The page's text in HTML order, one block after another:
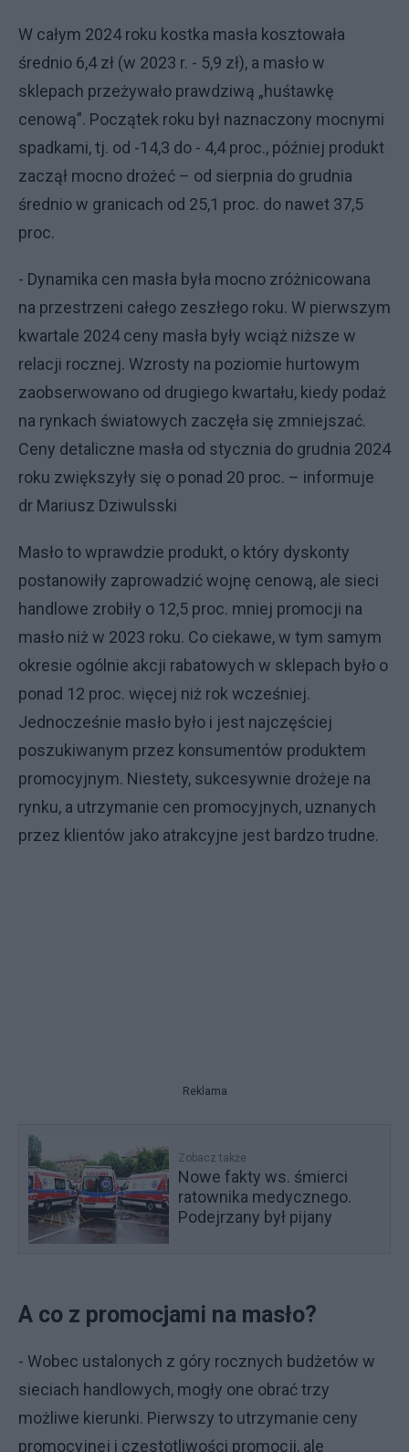
W całym 2024 roku kostka masła kosztowała
średnio 6,4 zł (w 2023 r. - 5,9 zł), a masło w
sklepach przeżywało prawdziwą „huśtawkę
cenową”. Początek roku był naznaczony mocnymi
spadkami, tj. od -14,3 do - 4,4 proc., później produkt
zaczął mocno drożeć – od sierpnia do grudnia
średnio w granicach od 25,1 proc. do nawet 37,5
proc.
- Dynamika cen masła była mocno zróżnicowana
na przestrzeni całego zeszłego roku. W pierwszym
kwartale 2024 ceny masła były wciąż niższe w
relacji rocznej. Wzrosty na poziomie hurtowym
zaobserwowano od drugiego kwartału, kiedy podaż
na rynkach światowych zaczęła się zmniejszać.
Ceny detaliczne masła od stycznia do grudnia 2024
roku zwiększyły się o ponad 20 proc. – informuje
dr Mariusz Dziwulsski
Masło to wprawdzie produkt, o który dyskonty
postanowiły zaprowadzić wojnę cenową, ale sieci
handlowe zrobiły o 12,5 proc. mniej promocji na
masło niż w 2023 roku. Co ciekawe, w tym samym
okresie ogólnie akcji rabatowych w sklepach było o
ponad 12 proc. więcej niż rok wcześniej.
Jednocześnie masło było i jest najczęściej
poszukiwanym przez konsumentów produktem
promocyjnym. Niestety, sukcesywnie drożeje na
rynku, a utrzymanie cen promocyjnych, uznanych
przez klientów jako atrakcyjne jest bardzo trudne.
Reklama
Zobacz także
Nowe fakty ws. śmierci
ratownika medycznego.
Podejrzany był pijany
A co z promocjami na masło?
- Wobec ustalonych z góry rocznych budżetów w
sieciach handlowych, mogły one obrać trzy
możliwe kierunki. Pierwszy to utrzymanie ceny
promocyjnej i częstotliwości promocji, ale